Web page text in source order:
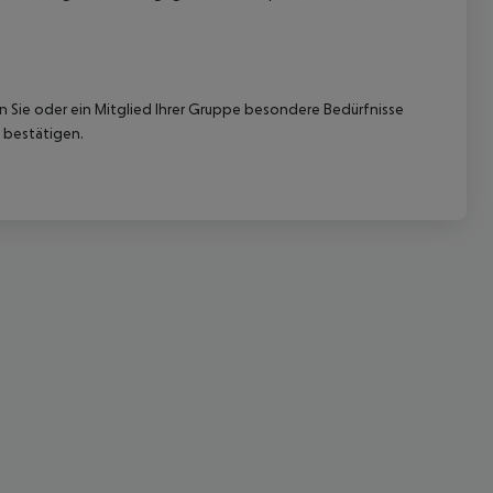
oder ein Mitglied Ihrer Gruppe besondere Bedürfnisse
bestätigen.